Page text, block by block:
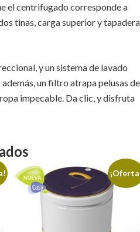
el centrifugado corresponde a
tinas, carga superior y tapadera
y un sistema de lavado
un filtro atrapa pelusas de
impecable. Da clic, y disfruta